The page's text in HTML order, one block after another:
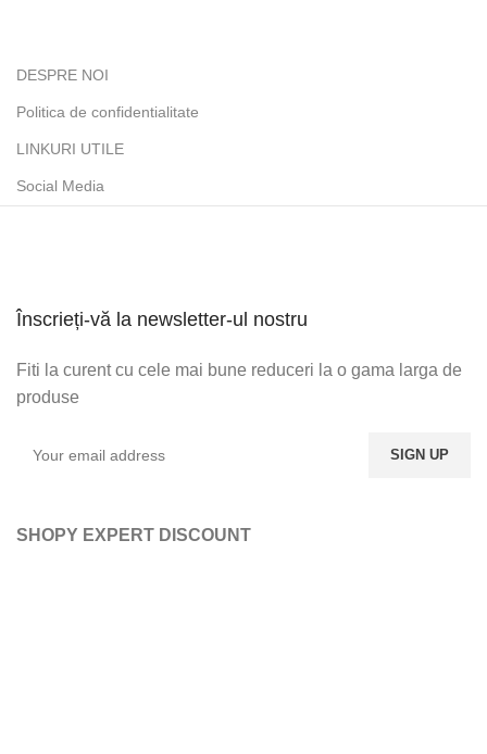
DESPRE NOI
Politica de confidentialitate
LINKURI UTILE
Social Media
Înscrieți-vă la newsletter-ul nostru
Fiti la curent cu cele mai bune reduceri la o gama larga de
produse
SHOPY EXPERT DISCOUNT